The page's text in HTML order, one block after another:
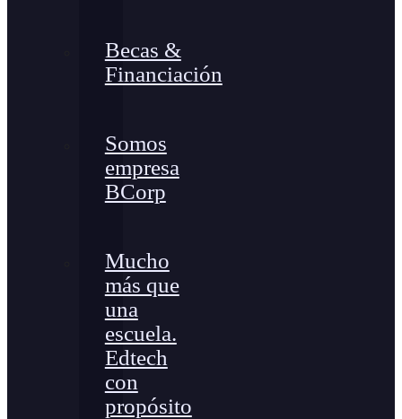
Becas &
Financiación
Somos
empresa
BCorp
Mucho
más que
una
escuela.
Edtech
con
propósito